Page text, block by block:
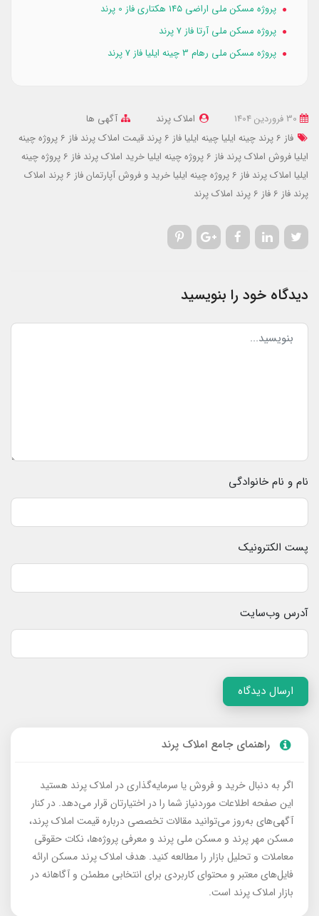
پروژه مسکن ملی اراضی ۱۴۵ هکتاری فاز 0 پرند
پروژه مسکن ملی آرتا فاز 7 پرند
پروژه مسکن ملی رهام 3 چینه ایلیا فاز 7 پرند
املاک پرند
آگهی ها
فاز 6 پرند چینه ایلیا
چینه ایلیا فاز 6 پرند
قیمت املاک پرند فاز 6 پروژه چینه
ایلیا فروش املاک پرند فاز 6 پروژه چینه ایلیا
خرید املاک پرند فاز 6 پروژه چینه
ایلیا املاک پرند فاز 6 پروژه چینه ایلیا خرید و فروش آپارتمان فاز 6 پرند
املاک
پرند فاز 6
فاز 6 پرند املاک پرند
دیدگاه خود را بنویسید
نام و نام خانوادگی
پست الکترونیک
آدرس وب‌سایت
ارسال دیدگاه
راهنمای جامع املاک پرند
اگر به دنبال خرید و فروش یا سرمایه‌گذاری در املاک پرند هستید
این صفحه اطلاعات موردنیاز شما را در اختیارتان قرار می‌دهد. در کنار
آگهی‌های به‌روز می‌توانید مقالات تخصصی درباره قیمت املاک پرند،
مسکن مهر پرند و مسکن ملی پرند و معرفی پروژه‌ها، نکات حقوقی
معاملات و تحلیل بازار را مطالعه کنید. هدف املاک پرند مسکن ارائه
فایل‌های معتبر و محتوای کاربردی برای انتخابی مطمئن و آگاهانه در
بازار املاک پرند است.